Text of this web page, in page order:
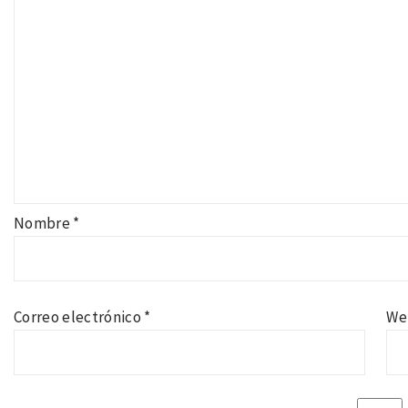
Nombre*
Correo electrónico *